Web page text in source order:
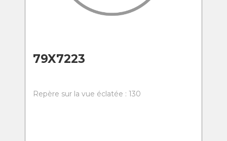
79X7223
Repère sur la vue éclatée : 130